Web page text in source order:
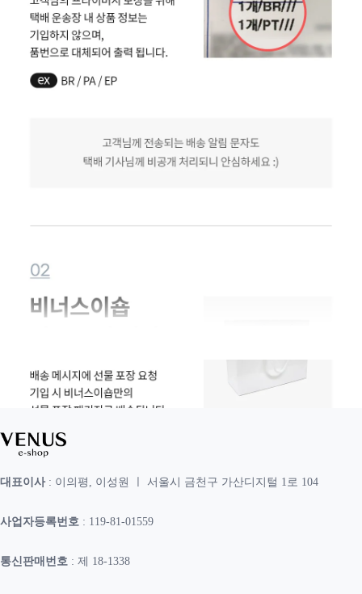
대표이사: 이의평, 이성원 ㅣ 서울시 금천구 가산디지털 1로 104
사업자등록번호 : 119-81-01559
통신판매번호 : 제 18-1338